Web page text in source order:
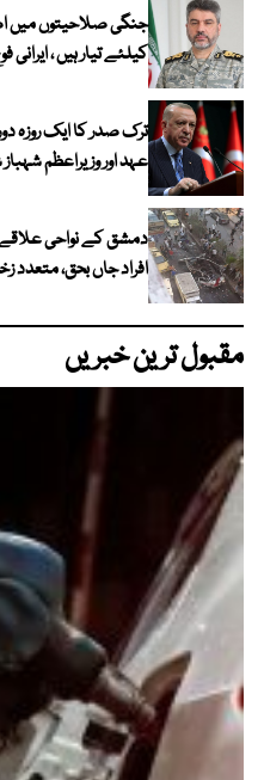
جنگی صلاحیتوں میں
کیلئے تیار ہیں ، ایرانی
ترک صدر کا ایک روزہ
عہد اور وزیراعظم
افراد جاں بحق، متعدد
مقبول ترین خبریں